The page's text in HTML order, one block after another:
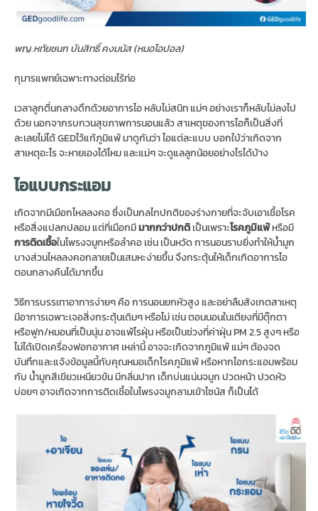
พญ.หทัยชนก บันสิทธิ์ คงมนัส (หมอโอปอล)
กุมารแพทย์เฉพาะทางต่อมไร้ท่อ
เวลาลูกตื่นกลางดึกด้วยอาการไอ หลับไม่สนิท แม่ๆ อย่างเราก็หลับไม่ลงไป
ด้วย นอกจากรบกวนสุขภาพการนอนแล้ว สาเหตุของการไอก็เป็นสิ่งที่
ละเลยไม่ได้ GEDไว้แก้ภูมิแพ้ มาดูกันว่า ไอแต่ละแบบ บอกใบ้ว่าเกิดจาก
สาเหตุอะไร จะหายเองได้ไหม และแม่ๆ จะดูแลลูกน้อยอย่างไรได้บ้าง
ไอแบบกระแอม
เกิดจากมีเมือกไหลลงคอ ซึ่งเป็นกลไกปกติของร่างกายที่จะจับเอาเชื้อโรค
หรือสิ่งแปลกปลอม แต่ที่เมือกมีมากกว่าปกติ เป็นเพราะโรคภูมิแพ้หรือมี
การติดเชื้อในโพรงจมูกหรือลำคอ เช่น เป็นหวัด การนอนราบยิ่งทำให้น้ำมูก
บางส่วนไหลลงคอกลายเป็นเสมหะง่ายขึ้น จึงกระตุ้นให้เด็กเกิดอาการไอ
ตอนกลางคืนได้มากขึ้น
วิธีการบรรเทาอาการง่ายๆ คือ การนอนยกหัวสูง และอย่าลืมสังเกตสาเหตุ
มีอาการเฉพาะเจอสิ่งกระตุ้นเดิมๆ หรือไม่ เช่น ตอนนอนในเตียงที่มีตุ๊กตา
หรือฟูก/หมอนที่เป็นนุ่น อาจแพ้ไรฝุ่น หรือเป็นช่วงที่ค่าฝุ่น PM 2.5 สูงๆ หรือ
ไม่ได้เปิดเครื่องฟอกอากาศ เหล่านี้ อาจจะเกิดจากภูมิแพ้ แม่ๆ ต้องจด
บันทึกและแจ้งข้อมูลนี้กับคุณหมอเด็กโรคภูมิแพ้ หรือหากไอกระแอมพร้อม
กับ น้ำมูกสีเขียวเหนียวข้น มีกลิ่นปาก เด็กบ่นแน่นจมูก ปวดหน้า ปวดหัว
บ่อยๆ อาจเกิดจากการติดเชื้อในโพรงจมูกลามเข้าไซนัส ก็เป็นได้